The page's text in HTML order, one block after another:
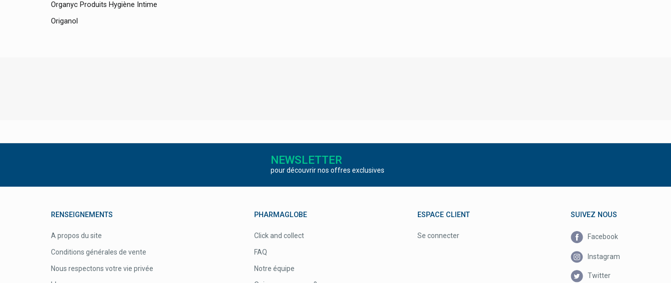
Organyc Produits Hygiène Intime
Origanol
Oxymetre
P&g Health Uri-Cran U-Cran
Pannoc
Pari
Parker
NEWSLETTER
pour découvrir nos offres exclusives
RENSEIGNEMENTS
A propos du site
Conditions générales de vente
Nous respectons votre vie privée
PHARMAGLOBE
Click and collect
FAQ
Notre équipe
ESPACE CLIENT
Se connecter
SUIVEZ NOUS
Facebook
Instagram
Twitter